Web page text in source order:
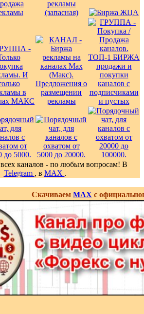
всех каналов - по любым вопросам! В
Telegram , в MAX .
Скачиваем MAX с